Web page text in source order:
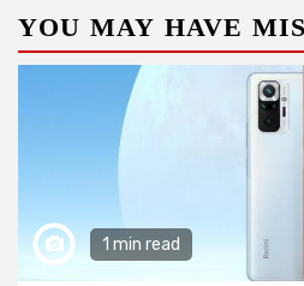
YOU MAY HAVE
1 min read